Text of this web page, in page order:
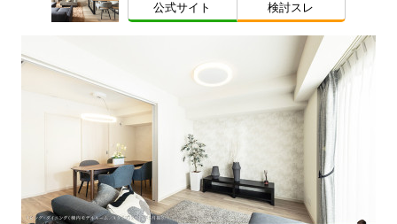
公式サイト 検討スレ